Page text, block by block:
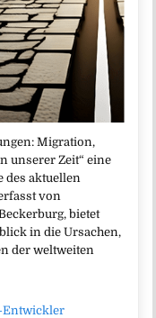
Migration,
unserer Zeit“ eine
des aktuellen
von
bietet
in die Ursachen,
der weltweiten
Entwickler